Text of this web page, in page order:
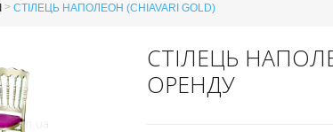
> СТІЛЕЦЬ НАПОЛЕОН (CHIAVARI GOLD)
СТІЛЕЦЬ
ОРЕНДУ